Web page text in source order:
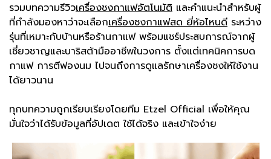
รวมบทความรีวิวเครื่องชงกาแฟอัตโนมัติ และคำแนะนำสำหรับผู้
ที่กำลังมองหาว่าจะเลือกเครื่องชงกาแฟสด ยี่ห้อไหนดี ระหว่าง
รุ่นที่เหมาะกับบ้านหรือร้านกาแฟ พร้อมแชร์ประสบการณ์จากผู้
เชี่ยวชาญและบาริสต้ามืออาชีพในวงการ ตั้งแต่เทคนิคการบด
กาแฟ การตีฟองนม ไปจนถึงการดูแลรักษาเครื่องชงให้ใช้งาน
ได้ยาวนาน
ทุกบทความถูกเรียบเรียงโดยทีม Etzel Official เพื่อให้คุณ
มั่นใจว่าได้รับข้อมูลที่อัปเดต ใช้ได้จริง และเข้าใจง่าย